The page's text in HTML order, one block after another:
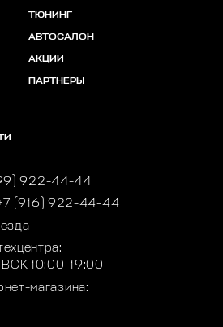
ТЮНИНГ
АВТОСАЛОН
АКЦИИ
ПАРТНЕРЫ
922-44-44
(916) 922-44-44
10:00-19:00
магазина: